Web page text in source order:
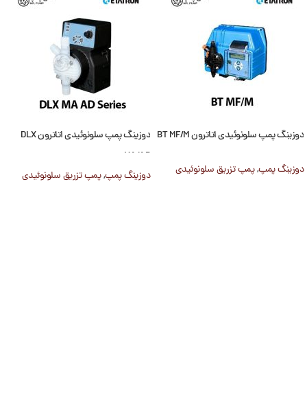
دوزینگ پمپ سلونوئیدی اتاترون BT MF/M
دوزینگ پمپ,پمپ تزریق سلونوئیدی
دوزینگ پمپ سلونوئیدی اتاترون DLX
MA/AD
دوزینگ پمپ,پمپ تزریق سلونوئیدی